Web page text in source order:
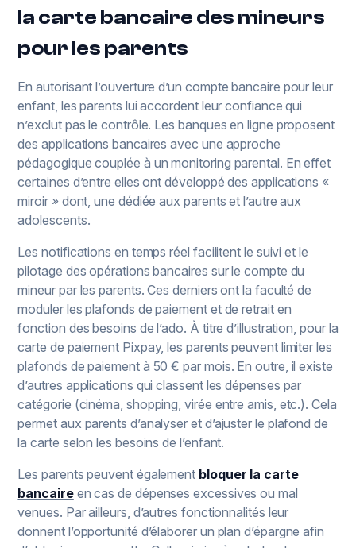
la carte bancaire des mineurs
pour les parents
En autorisant l’ouverture d’un compte bancaire pour leur
enfant, les parents lui accordent leur confiance qui
n’exclut pas le contrôle. Les banques en ligne proposent
des applications bancaires avec une approche
pédagogique couplée à un monitoring parental. En effet
certaines d’entre elles ont développé des applications «
miroir » dont, une dédiée aux parents et l’autre aux
adolescents.
Les notifications en temps réel facilitent le suivi et le
pilotage des opérations bancaires sur le compte du
mineur par les parents. Ces derniers ont la faculté de
moduler les plafonds de paiement et de retrait en
fonction des besoins de l’ado. À titre d’illustration, pour la
carte de paiement Pixpay, les parents peuvent limiter les
plafonds de paiement à 50 € par mois. En outre, il existe
d’autres applications qui classent les dépenses par
catégorie (cinéma, shopping, virée entre amis, etc.). Cela
permet aux parents d’analyser et d’ajuster le plafond de
la carte selon les besoins de l’enfant.
Les parents peuvent également bloquer la carte
bancaireen cas de dépenses excessives ou mal
venues. Par ailleurs, d’autres fonctionnalités leur
donnent l’opportunité d’élaborer un plan d’épargne afin